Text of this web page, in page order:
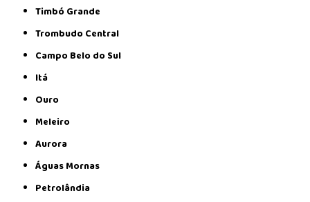
Timbó Grande
Trombudo Central
Campo Belo do Sul
Itá
Ouro
Meleiro
Aurora
Águas Mornas
Petrolândia